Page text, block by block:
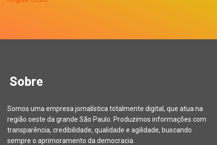
Sobre
Somos uma empresa jornalística totalmente digital, que atua na
região oeste da grande São Paulo. Produzimos informações com
transparência, credibilidade, qualidade e agilidade, buscando
sempre o aprimoramento da democracia.